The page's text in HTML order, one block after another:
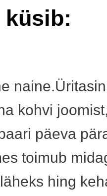
küsib:
kohvi
päeva
toimub
hing